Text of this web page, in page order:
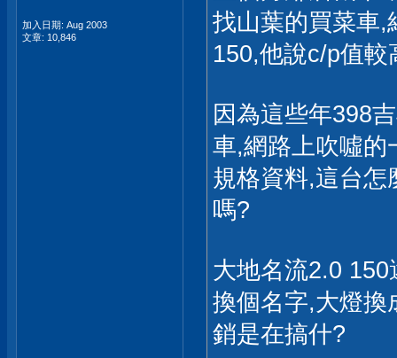
加入日期: Aug 2003
文章: 10,846
找山葉的買菜車,
150,他說c/p值較
因為這些年398
車,網路上吹噓的
規格資料,這台怎
嗎?
大地名流2.0
換個名字,大燈換
銷是在搞什?